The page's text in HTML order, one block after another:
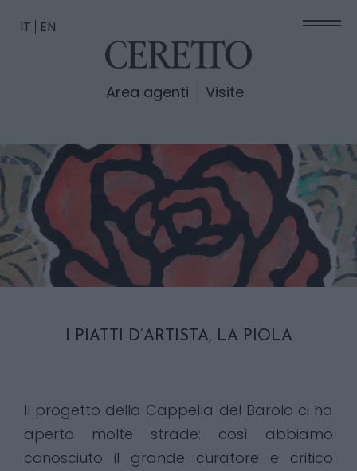
Area agenti Visite
IT EN
I PIATTI D’ARTISTA, LA PIOLA
Il progetto della Cappella del Barolo ci ha
aperto molte strade: così abbiamo
conosciuto il grande curatore e critico